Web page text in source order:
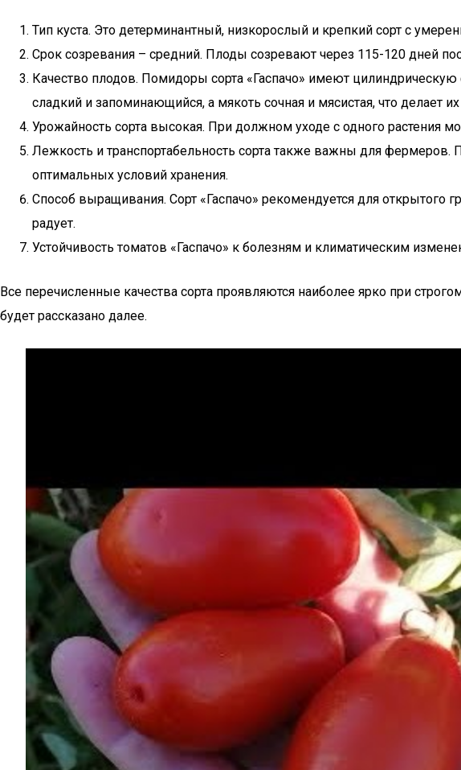
Тип куста. Это детерминантный, низкорослый и крепкий сорт с
Срок созревания – средний. Плоды созревают через 115-120 дней
Качество плодов. Помидоры сорта «Гаспачо» имеют
сладкий и запоминающийся, а мякоть сочная и мясистая, что делает
Урожайность сорта высокая. При должном уходе с одного растения
Лежкость и транспортабельность сорта также важны для
оптимальных условий хранения.
Способ выращивания. Сорт «Гаспачо» рекомендуется для открытого
радует.
Устойчивость томатов «Гаспачо» к болезням и климатическим
Все перечисленные качества сорта проявляются наиболее ярко при
будет рассказано далее.